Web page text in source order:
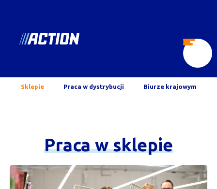
pl.action.jobs
Abrir
menu
Sklepie Praca w dystrybucji Biurze krajowym
Praca w sklepie